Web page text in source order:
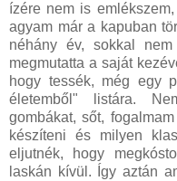
ízére nem is
agyam már a kapuban
néhány év, sokkal
megmutatta a saját
hogy tessék, még egy
életemből" listára.
gombákat, sőt,
készíteni és milyen
eljutnék, hogy
laskán kívül. Így aztán